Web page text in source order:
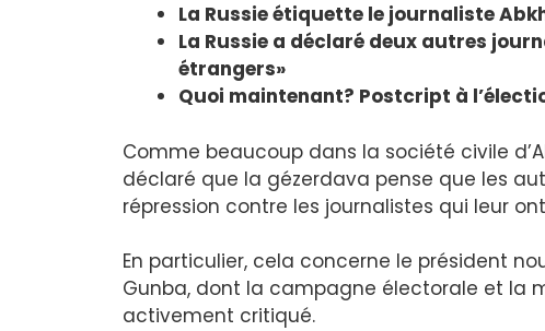
La Russie étiquette le journaliste
La Russie a déclaré deux autres
étrangers»
Quoi maintenant? Postcript à
Comme beaucoup dans la société civile
déclaré que la gézerdava pense que les
répression contre les journalistes qui leur
En particulier, cela concerne le président
Gunba, dont la campagne électorale et la
activement critiqué.